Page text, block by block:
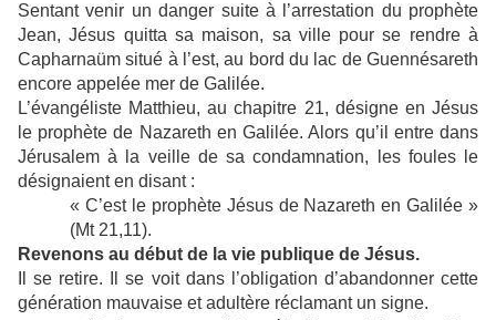
Sentant venir un danger suite à l’arrestation du prophète
Jean, Jésus quitta sa maison, sa ville pour se rendre à
Capharnaüm situé à l’est, au bord du lac de Guennésareth
encore appelée mer de Galilée.
L’évangéliste Matthieu, au chapitre 21, désigne en Jésus
le prophète de Nazareth en Galilée. Alors qu’il entre dans
Jérusalem à la veille de sa condamnation, les foules le
désignaient en disant :
« C’est le prophète Jésus de Nazareth en Galilée »
(Mt 21,11).
Revenons au début de la vie publique de Jésus.
Il se retire. Il se voit dans l’obligation d’abandonner cette
génération mauvaise et adultère réclamant un signe.